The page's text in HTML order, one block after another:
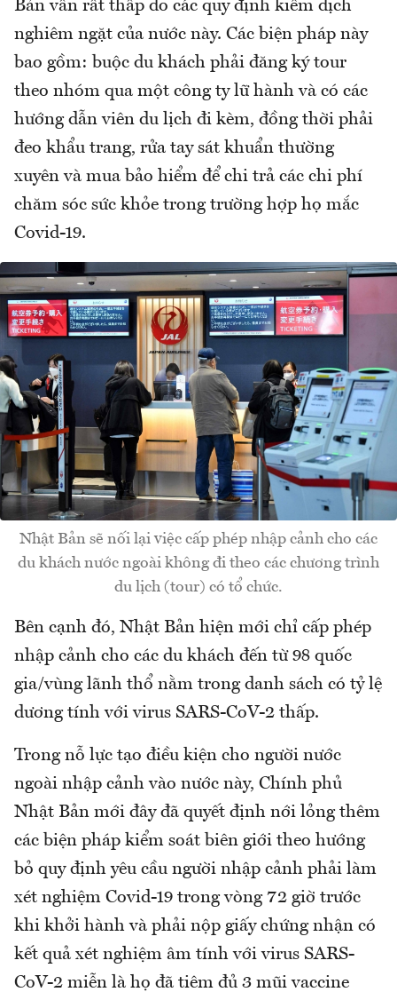
Bản vẫn rất thấp do các quy định kiểm dịch
nghiêm ngặt của nước này. Các biện pháp này
bao gồm: buộc du khách phải đăng ký tour
theo nhóm qua một công ty lữ hành và có các
hướng dẫn viên du lịch đi kèm, đồng thời phải
đeo khẩu trang, rửa tay sát khuẩn thường
xuyên và mua bảo hiểm để chi trả các chi phí
chăm sóc sức khỏe trong trường hợp họ mắc
Covid-19.
Nhật Bản sẽ nối lại việc cấp phép nhập cảnh cho các
du khách nước ngoài không đi theo các chương trình
du lịch (tour) có tổ chức.
Bên cạnh đó, Nhật Bản hiện mới chỉ cấp phép
nhập cảnh cho các du khách đến từ 98 quốc
gia/vùng lãnh thổ nằm trong danh sách có tỷ lệ
dương tính với virus SARS-CoV-2 thấp.
Trong nỗ lực tạo điều kiện cho người nước
ngoài nhập cảnh vào nước này, Chính phủ
Nhật Bản mới đây đã quyết định nới lỏng thêm
các biện pháp kiểm soát biên giới theo hướng
bỏ quy định yêu cầu người nhập cảnh phải làm
xét nghiệm Covid-19 trong vòng 72 giờ trước
khi khởi hành và phải nộp giấy chứng nhận có
kết quả xét nghiệm âm tính với virus SARS-
CoV-2 miễn là họ đã tiêm đủ 3 mũi vaccine